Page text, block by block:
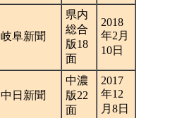
岐阜新聞
県内
総合
版18
面
2018
年2月
10日
中日新聞
中濃
版22
面
2017
年12
月8日